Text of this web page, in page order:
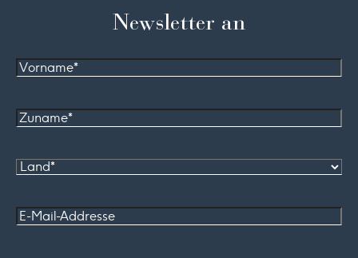
Newsletter an
Vorname
Zuname*
Land
E-Mail-